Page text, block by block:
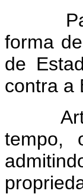
forma
de
contra a
Art.
tempo,